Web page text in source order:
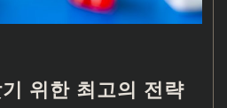
위한 최고의 전략